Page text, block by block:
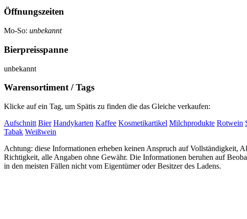
Öffnungszeiten
Mo-So: unbekannt
Bierpreisspanne
unbekannt
Warensortiment / Tags
Klicke auf ein Tag, um Spätis zu finden die das Gleiche verkaufen:
Aufschnitt Bier Handykarten Kaffee Kosmetikartikel Milchprodukte Rotwein
Tabak Weißwein
Achtung: diese Informationen erheben keinen Anspruch auf Vollständigkeit,
Richtigkeit, alle Angaben ohne Gewähr. Die Informationen beruhen auf
in den meisten Fällen nicht vom Eigentümer oder Besitzer des Ladens.